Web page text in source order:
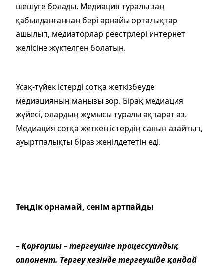
шешуге болады. Медиация туралы заң
қабылданғаннан бері арнайы орталықтар
ашылып, медиаторлар реестрлері интернет
желісіне жүктелген болатын.
Ұсақ-түйек істерді сотқа жеткізбеуде
медиацияның маңызы зор. Бірақ медиация
жүйесі, олардың жұмысы туралы ақпарат аз.
Медиация сотқа жеткен істердің санын азайтып,
ауыртпалықты біраз жеңілдететін еді.
Теңдік орнамай, сенім артпайды
– Қорғаушы – тергеушіге процессуалдық
оппонент. Тергеу кезінде тергеушіде қандай